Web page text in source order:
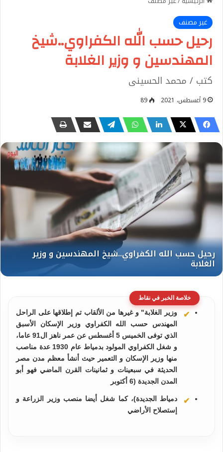
غير مصنف
رحيل حسب الله الكفراوي..شيخ
المهندسين و وزير الغلابة
كتب / محمد الحسينى
9 أغسطس، 2021 89
خلاصة الخبر في نقاط
وزير الغلابة" و غيرها من الألقاب تم إطلاقها على الراحل
المهندس حسب الله الكفراوي وزير الإسكان الأسبق
الذي توفى الخميس 5 أغسطس عن عمر ناهز ال91 عاما،
و شغل الكفراوي المولود بدمياط عام 1930 عدة مناصب
منها وزير الإسكان و التعمير حيث أنشأ معظم مدن مصر
الحديثة في سبعينات و ثمانينات القرن الماضي فهو أبو
المدن الجديدة (6 أكتوبر
دمياط الجديدة)، كما شغل أيضا منصب وزير الزراعة و
إستصلاح الأراضي